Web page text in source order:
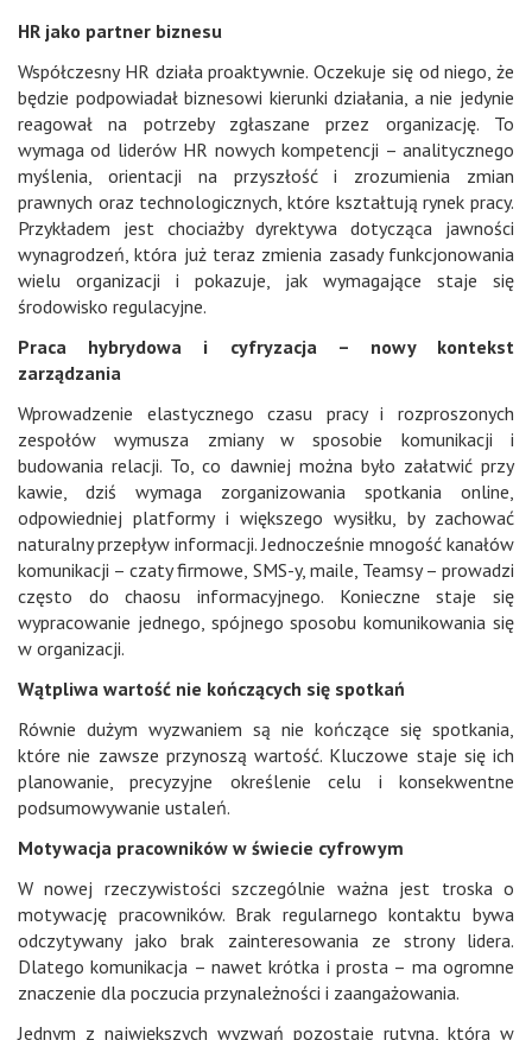
HR jako partner biznesu
Współczesny HR działa proaktywnie. Oczekuje się od niego, że
będzie podpowiadał biznesowi kierunki działania, a nie jedynie
reagował na potrzeby zgłaszane przez organizację. To
wymaga od liderów HR nowych kompetencji – analitycznego
myślenia, orientacji na przyszłość i zrozumienia zmian
prawnych oraz technologicznych, które kształtują rynek pracy.
Przykładem jest chociażby dyrektywa dotycząca jawności
wynagrodzeń, która już teraz zmienia zasady funkcjonowania
wielu organizacji i pokazuje, jak wymagające staje się
środowisko regulacyjne.
Praca hybrydowa i cyfryzacja – nowy kontekst
zarządzania
Wprowadzenie elastycznego czasu pracy i rozproszonych
zespołów wymusza zmiany w sposobie komunikacji i
budowania relacji. To, co dawniej można było załatwić przy
kawie, dziś wymaga zorganizowania spotkania online,
odpowiedniej platformy i większego wysiłku, by zachować
naturalny przepływ informacji. Jednocześnie mnogość kanałów
komunikacji – czaty firmowe, SMS-y, maile, Teamsy – prowadzi
często do chaosu informacyjnego. Konieczne staje się
wypracowanie jednego, spójnego sposobu komunikowania się
w organizacji.
Wątpliwa wartość nie kończących się spotkań
Równie dużym wyzwaniem są nie kończące się spotkania,
które nie zawsze przynoszą wartość. Kluczowe staje się ich
planowanie, precyzyjne określenie celu i konsekwentne
podsumowywanie ustaleń.
Motywacja pracowników w świecie cyfrowym
W nowej rzeczywistości szczególnie ważna jest troska o
motywację pracowników. Brak regularnego kontaktu bywa
odczytywany jako brak zainteresowania ze strony lidera.
Dlatego komunikacja – nawet krótka i prosta – ma ogromne
znaczenie dla poczucia przynależności i zaangażowania.
Jednym z największych wyzwań pozostaje rutyna, która w